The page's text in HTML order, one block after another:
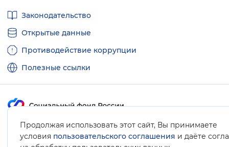
Продолжая использовать этот сайт, Вы принимаете
условия пользовательского соглашения и даёте
ссылкиЗаконодательство
Открытые данные
Противодействие коррупции
Полезные ссылки
Карта сайта